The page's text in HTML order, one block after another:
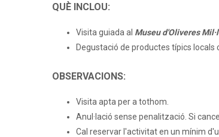
QUÈ INCLOU:
Visita guiada al Museu d'Oliveres
Degustació de productes típics locals
OBSERVACIONS:
Visita apta per a tothom.
Anul·lació sense penalització. Si
Cal reservar l'activitat en un mínim